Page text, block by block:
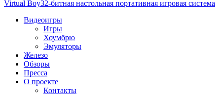
Virtual Boy32-битная настольная портативная игровая система
Видеоигры
Игры
Хоумбрю
Эмуляторы
Железо
Обзоры
Пресса
О проекте
Контакты